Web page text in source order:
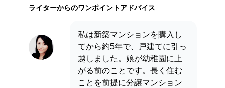
ライターからのワンポイントアドバイス
私は新築マンションを購入し
てから約5年で、戸建てに引っ
越しました。娘が幼稚園に上
がる前のことです。長く住む
ことを前提に分譲マンション